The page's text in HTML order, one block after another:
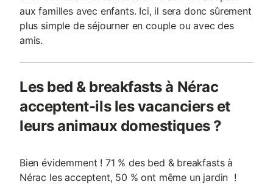
aux familles avec enfants. Ici, il sera donc sûrement
plus simple de séjourner en couple ou avec des
amis.
Les bed & breakfasts à Nérac
acceptent-ils les vacanciers et
leurs animaux domestiques ?
Bien évidemment ! 71 % des bed & breakfasts à
Nérac les acceptent, 50 % ont même un jardin !